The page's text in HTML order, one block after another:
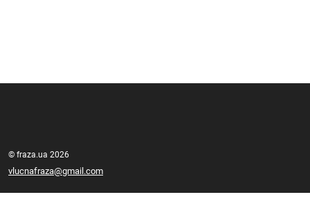
© fraza.ua 2026
vlucnafraza@gmail.com